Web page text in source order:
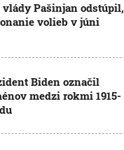
Pašinjan odstúpil,
volieb v júni
Biden označil
medzi rokmi 1915-